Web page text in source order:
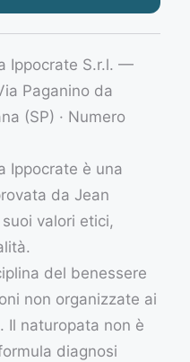
Ippocrate S.r.l. —
Paganino da
(SP) · Numero
Ippocrate è una
da Jean
valori etici,
del benessere
non organizzate ai
Il naturopata non è
diagnosi